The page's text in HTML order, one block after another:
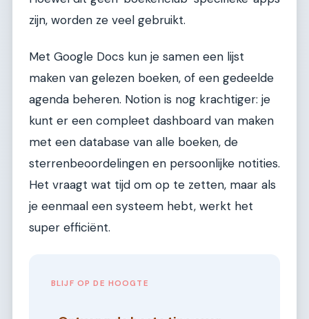
zijn, worden ze veel gebruikt.
Met Google Docs kun je samen een lijst
maken van gelezen boeken, of een gedeelde
agenda beheren. Notion is nog krachtiger: je
kunt er een compleet dashboard van maken
met een database van alle boeken, de
sterrenbeoordelingen en persoonlijke notities.
Het vraagt wat tijd om op te zetten, maar als
je eenmaal een systeem hebt, werkt het
super efficiënt.
BLIJF OP DE HOOGTE